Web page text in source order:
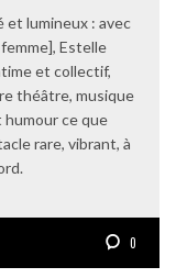
et lumineux : avec
Estelle
et collectif,
théâtre, musique
ce que
rare, vibrant, à
0